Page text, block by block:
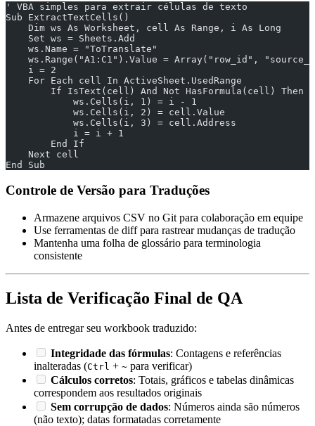
' VBA simples para extrair células de texto
Sub ExtractTextCells()
    Dim ws As Worksheet, cell As Range, i As Long
    Set ws = Sheets.Add
    ws.Name = "ToTranslate"
ws.Range("A1:C1").Value = Array("row_id",
    i = 2
    For Each cell In ActiveSheet.UsedRange
        If IsText(cell) And Not HasFormula(cell) Then
            ws.Cells(i, 1) = i - 1
            ws.Cells(i, 2) = cell.Value
            ws.Cells(i, 3) = cell.Address
            i = i + 1
        End If
    Next cell
End Sub
Controle de Versão para Traduções
Armazene arquivos CSV no Git para colaboração em equipe
Use ferramentas de diff para rastrear mudanças de tradução
Mantenha uma folha de glossário para terminologia
consistente
Lista de Verificação Final de QA
Antes de entregar seu workbook traduzido:
Integridade das fórmulas: Contagens e referências
inalteradas (Ctrl + ~ para verificar)
Cálculos corretos: Totais, gráficos e tabelas dinâmicas
correspondem aos resultados originais
Sem corrupção de dados: Números ainda são números
(não texto); datas formatadas corretamente